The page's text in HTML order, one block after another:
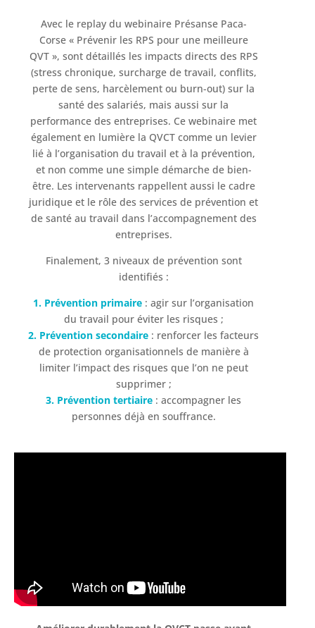
Avec le replay du webinaire Présanse Paca-
Corse « Prévenir les RPS pour une meilleure
QVT », sont détaillés les impacts directs des RPS
(stress chronique, surcharge de travail, conflits,
perte de sens, harcèlement ou burn-out) sur la
santé des salariés, mais aussi sur la
performance des entreprises. Ce webinaire met
également en lumière la QVCT comme un levier
lié à l’organisation du travail et à la prévention,
et non comme une simple démarche de bien-
être. Les intervenants rappellent aussi le cadre
juridique et le rôle des services de prévention et
de santé au travail dans l’accompagnement des
entreprises.
Finalement, 3 niveaux de prévention sont
identifiés :
1. Prévention primaire : agir sur l’organisation
du travail pour éviter les risques ;
2. Prévention secondaire : renforcer les facteurs
de protection organisationnels de manière à
limiter l’impact des risques que l’on ne peut
supprimer ;
3. Prévention tertiaire : accompagner les
personnes déjà en souffrance.